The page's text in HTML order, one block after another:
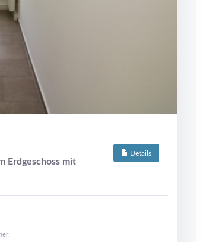
Details
Erdgeschoss mit